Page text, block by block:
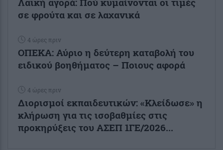
σε φρούτα και σε λαχανικά
4 ώρες πριν
ΟΠΕΚΑ: Αύριο η δεύτερη καταβολή του
ειδικού βοηθήματος – Ποιους αφορά
4 ώρες πριν
Διορισμοί εκπαιδευτικών: «Κλείδωσε» η
κλήρωση για τις ισοβαθμίες στις
προκηρύξεις του ΑΣΕΠ 1ΓΕ/2026...